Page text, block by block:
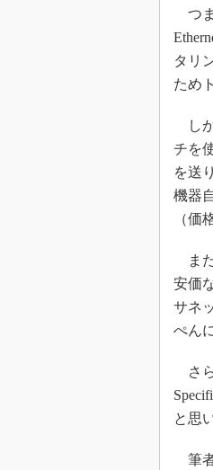
つま
タリ
ため
しか
チを
を送
機器
（価
また
安価
サネ
ぺん
さら
と思
筆者